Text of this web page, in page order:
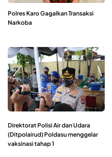
Polres Karo Gagalkan Transaksi
Narkoba
Direktorat Polisi Air dan Udara
(Ditpolairud) Poldasu menggelar
vaksinasi tahap 1